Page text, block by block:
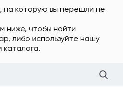
на которую вы перешли не
ниже, чтобы найти
либо используйте нашу
каталога.